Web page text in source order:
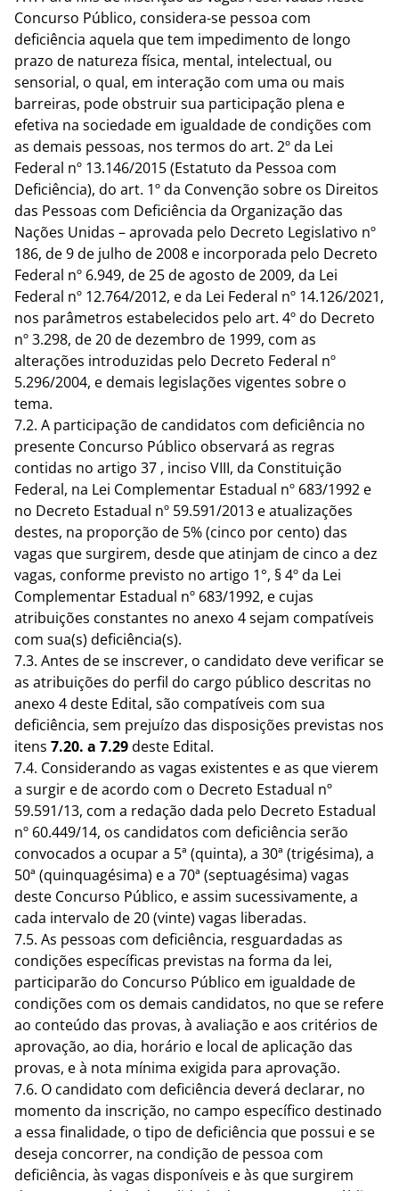
Concurso Público, considera-se pessoa com
deficiência aquela que tem impedimento de longo
prazo de natureza física, mental, intelectual, ou
sensorial, o qual, em interação com uma ou mais
barreiras, pode obstruir sua participação plena e
efetiva na sociedade em igualdade de condições com
as demais pessoas, nos termos do art. 2º da Lei
Federal nº 13.146/2015 (Estatuto da Pessoa com
Deficiência), do art. 1º da Convenção sobre os Direitos
das Pessoas com Deficiência da Organização das
Nações Unidas – aprovada pelo Decreto Legislativo nº
186, de 9 de julho de 2008 e incorporada pelo Decreto
Federal nº 6.949, de 25 de agosto de 2009, da Lei
Federal nº 12.764/2012, e da Lei Federal nº 14.126/2021,
nos parâmetros estabelecidos pelo art. 4º do Decreto
nº 3.298, de 20 de dezembro de 1999, com as
alterações introduzidas pelo Decreto Federal nº
5.296/2004, e demais legislações vigentes sobre o
tema.
7.2. A participação de candidatos com deficiência no
presente Concurso Público observará as regras
contidas no artigo 37 , inciso VIII, da Constituição
Federal, na Lei Complementar Estadual nº 683/1992 e
no Decreto Estadual nº 59.591/2013 e atualizações
destes, na proporção de 5% (cinco por cento) das
vagas que surgirem, desde que atinjam de cinco a dez
vagas, conforme previsto no artigo 1°, § 4º da Lei
Complementar Estadual nº 683/1992, e cujas
atribuições constantes no anexo 4 sejam compatíveis
com sua(s) deficiência(s).
7.3. Antes de se inscrever, o candidato deve verificar se
as atribuições do perfil do cargo público descritas no
anexo 4deste Edital, são compatíveis com sua
deficiência, sem prejuízo das disposições previstas nos
itens 7.20. a 7.29deste Edital.
7.4. Considerando as vagas existentes e as que vierem
a surgir e de acordo com o Decreto Estadual nº
59.591/13, com a redação dada pelo Decreto Estadual
nº 60.449/14, os candidatos com deficiência serão
convocados a ocupar a 5ª (quinta), a 30ª (trigésima), a
50ª (quinquagésima) e a 70ª (septuagésima) vagas
deste Concurso Público, e assim sucessivamente, a
cada intervalo de 20 (vinte) vagas liberadas.
7.5. As pessoas com deficiência, resguardadas as
condições específicas previstas na forma da lei,
participarão do Concurso Público em igualdade de
condições com os demais candidatos, no que se refere
ao conteúdo das provas, à avaliação e aos critérios de
aprovação, ao dia, horário e local de aplicação das
provas, e à nota mínima exigida para aprovação.
7.6. O candidato com deficiência deverá declarar, no
momento da inscrição, no campo específico destinado
a essa finalidade, o tipo de deficiência que possui e se
deseja concorrer, na condição de pessoa com
deficiência, às vagas disponíveis e às que surgirem